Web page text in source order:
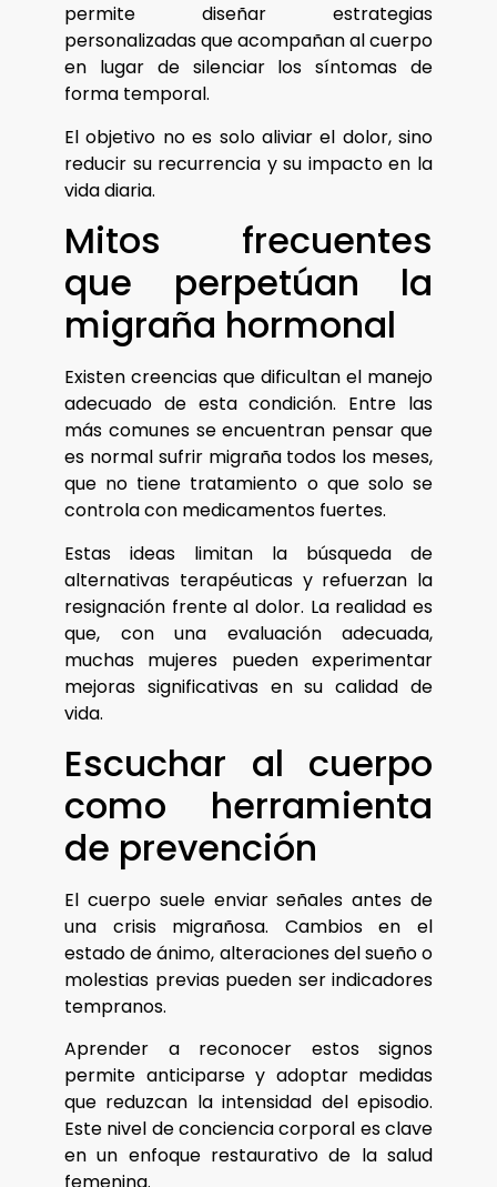
permite diseñar estrategias
personalizadas que acompañan al cuerpo
en lugar de silenciar los síntomas de
forma temporal.
El objetivo no es solo aliviar el dolor, sino
reducir su recurrencia y su impacto en la
vida diaria.
Mitos frecuentes
que perpetúan la
migraña hormonal
Existen creencias que dificultan el manejo
adecuado de esta condición. Entre las
más comunes se encuentran pensar que
es normal sufrir migraña todos los meses,
que no tiene tratamiento o que solo se
controla con medicamentos fuertes.
Estas ideas limitan la búsqueda de
alternativas terapéuticas y refuerzan la
resignación frente al dolor. La realidad es
que, con una evaluación adecuada,
muchas mujeres pueden experimentar
mejoras significativas en su calidad de
vida.
Escuchar al cuerpo
como herramienta
de prevención
El cuerpo suele enviar señales antes de
una crisis migrañosa. Cambios en el
estado de ánimo, alteraciones del sueño o
molestias previas pueden ser indicadores
tempranos.
Aprender a reconocer estos signos
permite anticiparse y adoptar medidas
que reduzcan la intensidad del episodio.
Este nivel de conciencia corporal es clave
en un enfoque restaurativo de la salud